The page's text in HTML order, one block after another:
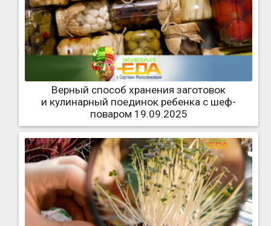
Верный способ хранения заготовок
и кулинарный поединок ребенка с шеф-
поваром 19.09.2025